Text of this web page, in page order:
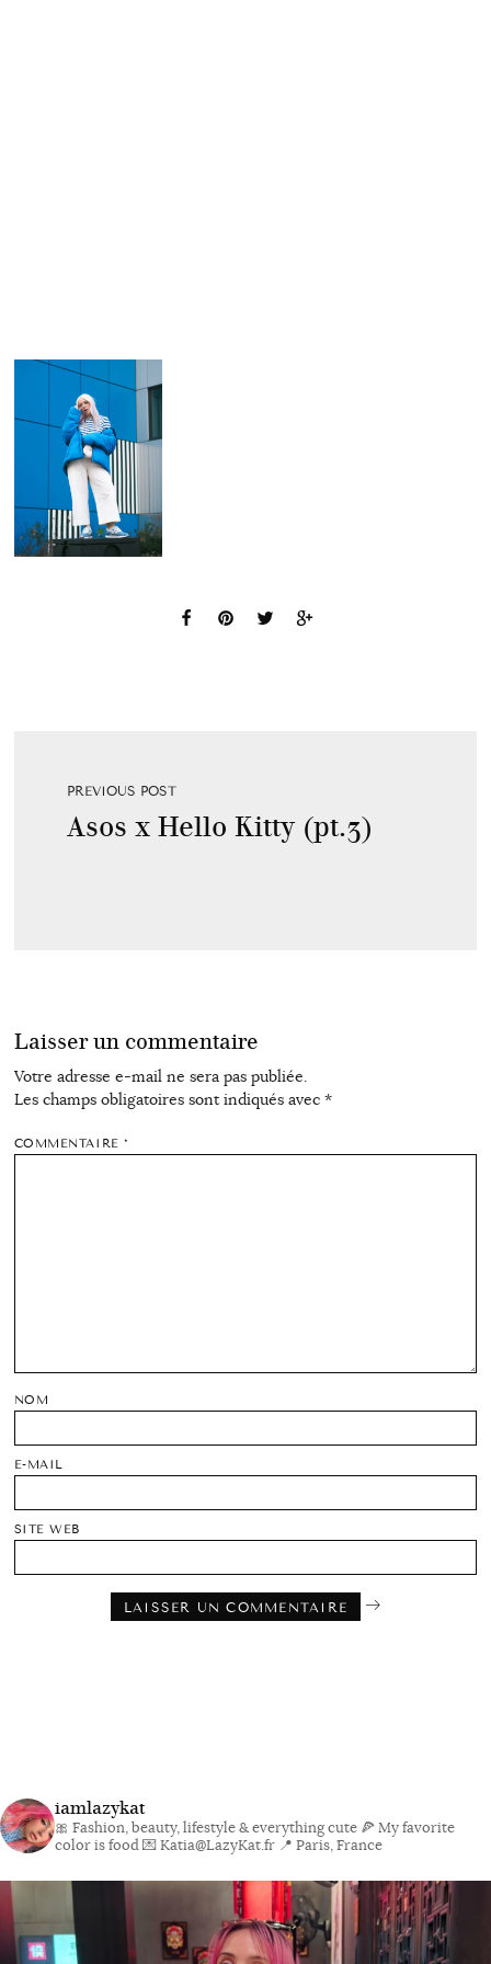
PREVIOUS POST
Asos x Hello Kitty (pt.3)
Laisser un commentaire
Votre adresse e-mail ne sera pas publiée.
Les champs obligatoires sont indiqués avec *
COMMENTAIRE*
NOM
E-MAIL
SITE WEB
iamlazykat
🎀 Fashion, beauty, lifestyle & everything cute 🍕 My favorite
color is food💌 Katia@LazyKat.fr 📍 Paris, France